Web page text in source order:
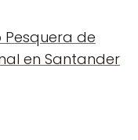
de
en Santander